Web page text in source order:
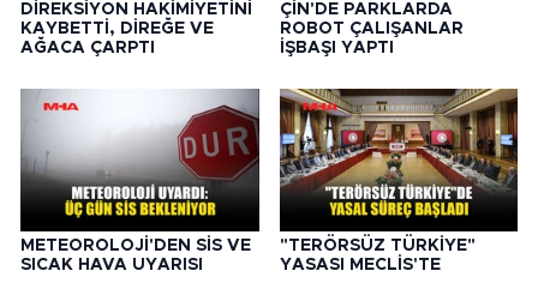
DİREKSİYON HAKİMİYETİNİ
KAYBETTİ, DİREĞE VE
AĞACA ÇARPTI
ÇİN'DE PARKLARDA
ROBOT ÇALIŞANLAR
İŞBAŞI YAPTI
METEOROLOJİ'DEN SİS VE
SICAK HAVA UYARISI
"TERÖRSÜZ TÜRKİYE"
YASASI MECLİS'TE